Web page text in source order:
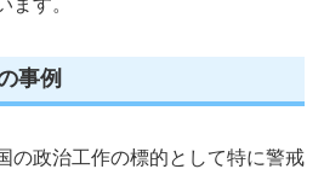
ます。
事例
の政治工作の標的として特に警戒